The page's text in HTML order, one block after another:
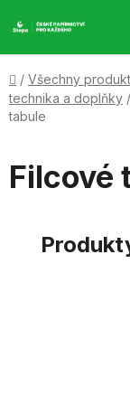
na
Domů
/ Všechny
technika a doplňky /
tabule
Filcové